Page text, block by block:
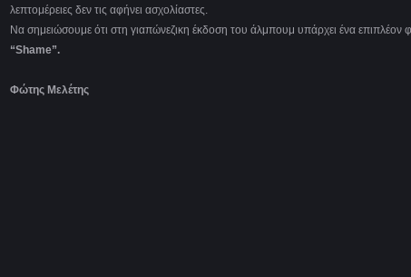
λεπτομέρειες δεν τις αφήνει ασχολίαστες.
Να σημειώσουμε ότι στη γιαπώνεζικη έκδοση του άλμπουμ υπάρχει ένα
“Shame”.
Φώτης Μελέτης